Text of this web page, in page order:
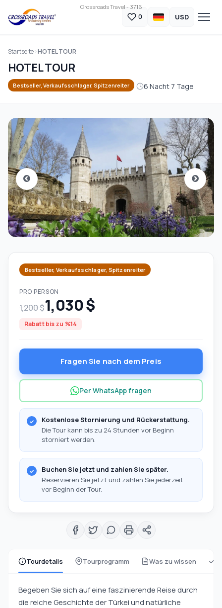
Crossroads Travel - 3716
0 USD
Startseite HOTEL TOUR
HOTEL TOUR
Bestseller, Verkaufsschlager, Spitzenreiter 6 Nacht 7 Tage
Tourdetails Tourprogramm Was zu wissen
Begeben Sie sich auf eine faszinierende Reise durch
die reiche Geschichte der Türkei und natürliche
Bestseller, Verkaufsschlager, Spitzenreiter
PRO PERSON
1,200 $1,030 $
Rabatt bis zu %14
Fragen Sie nach dem Preis
Per WhatsApp fragen
Kostenlose Stornierung und Rückerstattung.
Die Tour kann bis zu 24 Stunden vor Beginn
storniert werden.
Buchen Sie jetzt und zahlen Sie später.
Reservieren Sie jetzt und zahlen Sie jederzeit
vor Beginn der Tour.